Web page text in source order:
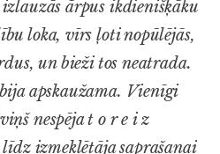
ārpus ikdienišķāku
loka, vīrs ļoti nopūlējās,
un bieži tos neatrada.
apskaužama. Vienīgi
nespēja t o r e i z
izmeklētāja saprašanai